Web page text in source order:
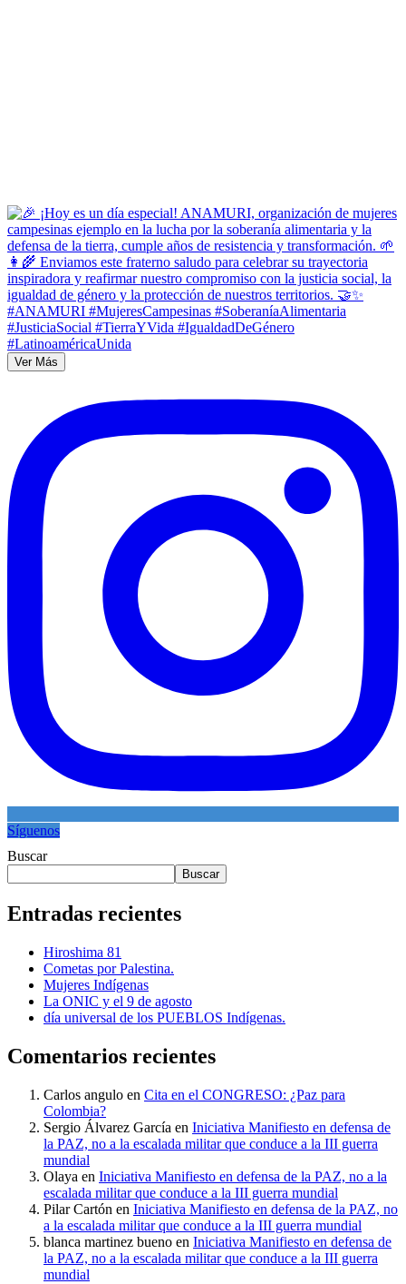
Ver Más
Síguenos
Buscar
Buscar
Entradas recientes
Hiroshima 81
Cometas por Palestina.
Mujeres Indígenas
La ONIC y el 9 de agosto
día universal de los PUEBLOS Indígenas.
Comentarios recientes
Carlos angulo en Cita en el CONGRESO: ¿Paz para
Colombia?
Sergio Álvarez García en Iniciativa Manifiesto en defensa de
la PAZ, no a la escalada militar que conduce a la III guerra
mundial
Olaya en Iniciativa Manifiesto en defensa de la PAZ, no a la
escalada militar que conduce a la III guerra mundial
Pilar Cartón en Iniciativa Manifiesto en defensa de la PAZ, no
a la escalada militar que conduce a la III guerra mundial
blanca martinez bueno en Iniciativa Manifiesto en defensa de
la PAZ, no a la escalada militar que conduce a la III guerra
mundial